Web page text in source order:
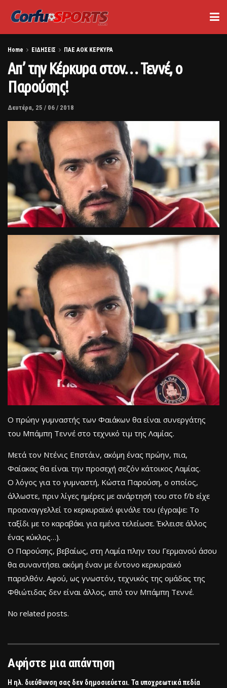
Home ΕΙΔΗΣΕΙΣ ΠΑΕ ΑΟΚ ΚΕΡΚΥΡΑ
Απ’ την Κέρκυρα στον… Τεννέ, ο
Παρούσης!
Δευτέρα, 25 / 06 / 2018
Ο πρώην γυμναστής των Φαιάκων θα είναι συνεργάτης
του Μπάμπη Τεννέ στο τεχνικό τιμ της Λαμίας.
Μετά τον Ντένις Επστάιν, ακόμη ένας πρώην, πια,
Φαίακας θα είναι την προσεχή σεζόν κάτοικος Λαμίας.
Ο λόγος για το γυμναστή, Κώστα Παρούση, ο οποίος,
άλλωστε, πριν λίγες ημέρες με ανάρτησή του στο f/b είχε
προαναγγελλεί το κερκυραϊκό φινάλε του (έγραψε: Το
ταξίδι με το καραβάκι για εμένα τελείωσε. Έκλεισε άλλος
ένας κύκλος…).
Ο Παρούσης, βεβαίως, στη Λαμία πλην του Γερμανού άσου
θα συναντήσει ακόμη έναν με έντονο κερκυραϊκό
παρελθόν. Αφού, ως γνωστόν, τεχνικός της ομάδας της
Φθιώτιδας δεν είναι άλλος, από τον Μπάμπη Τεννέ.
No related posts.
Αφήστε μια απάντηση
Η ηλ. διεύθυνση σας δεν δημοσιεύεται. Τα υποχρεωτικά πεδία